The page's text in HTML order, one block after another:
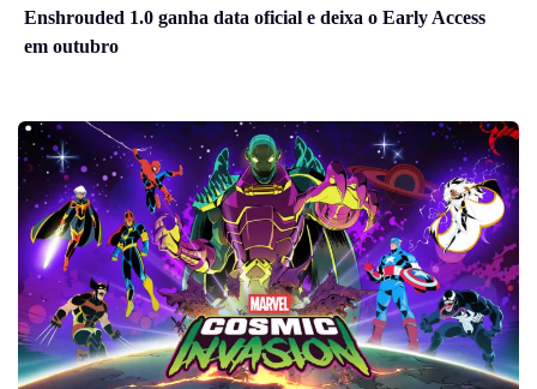
Enshrouded 1.0 ganha data oficial e deixa o Early Access
em outubro